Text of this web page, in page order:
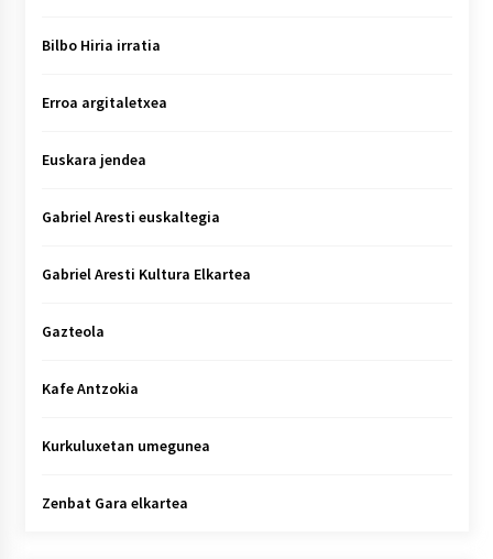
Bilbo Hiria irratia
Erroa argitaletxea
Euskara jendea
Gabriel Aresti euskaltegia
Gabriel Aresti Kultura Elkartea
Gazteola
Kafe Antzokia
Kurkuluxetan umegunea
Zenbat Gara elkartea